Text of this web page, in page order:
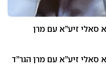
סאלי זיע”א עם מרן
זיע”א עם מרן הגר”ד